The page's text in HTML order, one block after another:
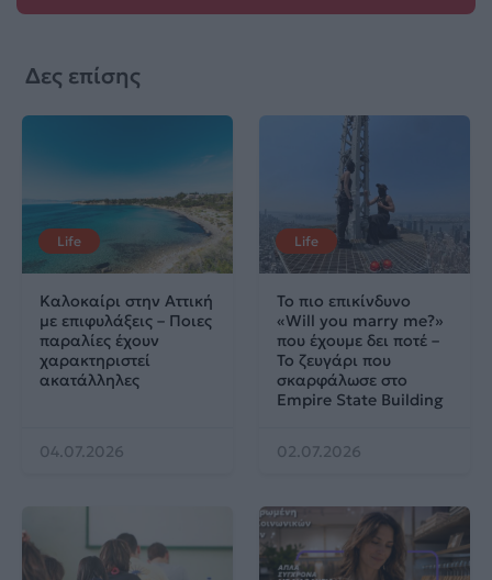
Δες επίσης
Life
Καλοκαίρι στην Αττική
με επιφυλάξεις – Ποιες
παραλίες έχουν
χαρακτηριστεί
ακατάλληλες
04.07.2026
Life
Το πιο επικίνδυνο
«Will you marry me?»
που έχουμε δει ποτέ –
Το ζευγάρι που
σκαρφάλωσε στο
Empire State Building
02.07.2026